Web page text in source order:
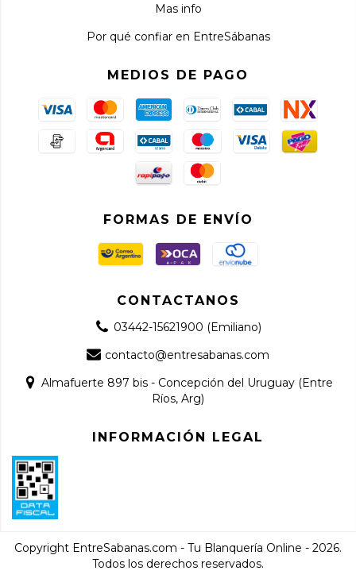
Mas info
Por qué confiar en EntreSábanas
MEDIOS DE PAGO
FORMAS DE ENVÍO
CONTACTANOS
03442-15621900 (Emiliano)
contacto@entresabanas.com
Almafuerte 897 bis - Concepción del Uruguay (Entre
Ríos, Arg)
INFORMACIÓN LEGAL
Copyright EntreSabanas.com - Tu Blanquería Online - 2026.
Todos los derechos reservados.